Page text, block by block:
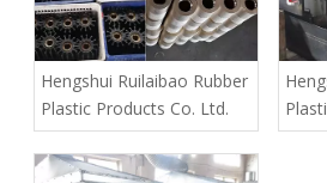
Hengshui Ruilaibao Rubber
Plastic Products Co. Ltd.